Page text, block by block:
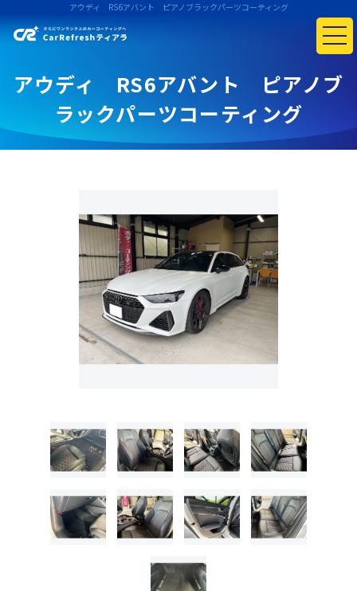
アウディ RS6アバント ピアノブラックパーツコーティング
アウディ RS6アバント ピアノブ
ラックパーツコーティング